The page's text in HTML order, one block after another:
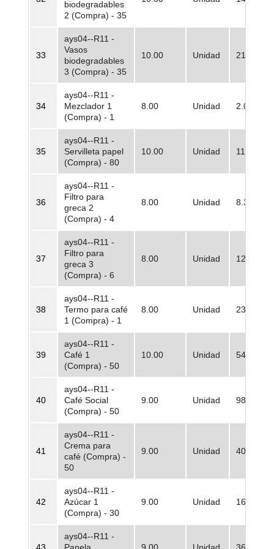
biodegradables
2 (Compra) - 35
33
ays04--R11 -
Vasos
biodegradables
3 (Compra) - 35
10.00 Unidad
34
ays04--R11 -
Mezclador 1
(Compra) - 1
8.00 Unidad 2.067,81
35
ays04--R11 -
Servilleta papel
(Compra) - 80
10.00 Unidad
36
ays04--R11 -
Filtro para
greca 2
(Compra) - 4
8.00 Unidad 8.321,74
37
ays04--R11 -
Filtro para
greca 3
(Compra) - 6
8.00 Unidad
38
ays04--R11 -
Termo para café
1 (Compra) - 1
8.00 Unidad
39
ays04--R11 -
Café 1
(Compra) - 50
10.00 Unidad
40
ays04--R11 -
Café Social
(Compra) - 50
9.00 Unidad
41
ays04--R11 -
Crema para
café (Compra) -
50
9.00 Unidad
42
ays04--R11 -
Azúcar 1
(Compra) - 30
9.00 Unidad
ays04--R11 -